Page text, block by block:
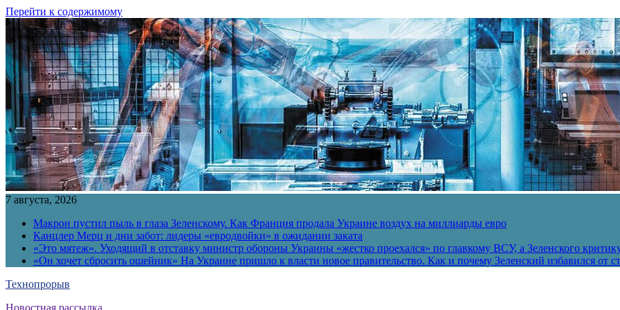
Перейти к содержимому
7 августа, 2026
Макрон пустил пыль в глаза Зеленскому. Как Франция продала Украине воздух на миллиарды евро
Канцлер Мерц и дни забот: лидеры «евродвойки» в ожидании заката
«Это мятеж». Уходящий в отставку министр обороны Украины «жестко проехался» по главкому ВСУ, а Зеленского
«Он хочет сбросить ошейник» На Украине пришло к власти новое правительство. Как и почему Зеленский избавился от
Технопрорыв
Новостная рассылка